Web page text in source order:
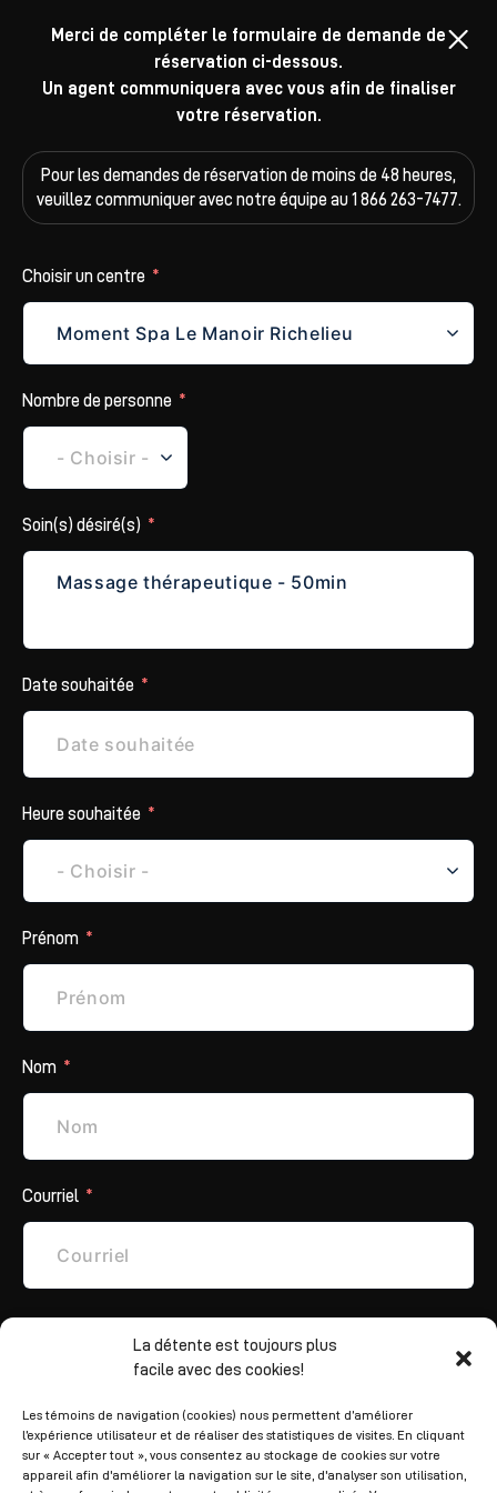
La détente est toujours plus
facile avec des cookies!
Les témoins de navigation (cookies) nous permettent d’améliorer
l’expérience utilisateur et de réaliser des statistiques de visites. En cliquant
sur « Accepter tout », vous consentez au stockage de cookies sur votre
appareil afin d'améliorer la navigation sur le site, d'analyser son utilisation,
Merci de compléter le formulaire de demande de
réservation ci-dessous.
Un agent communiquera avec vous afin de finaliser
votre réservation.
Pour les demandes de réservation de moins de 48 heures,
veuillez communiquer avec notre équipe au 1 866 263-7477.
Choisir un centre
Nombre de personne
Soin(s) désiré(s)
Date souhaitée
Heure souhaitée
Prénom
Nom
Courriel
Informations supplémentaires